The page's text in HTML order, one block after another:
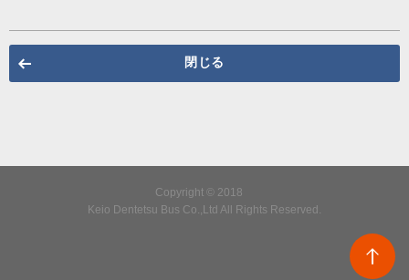
閉じる
Copyright © 2018
Keio Dentetsu Bus Co.,Ltd All Rights Reserved.